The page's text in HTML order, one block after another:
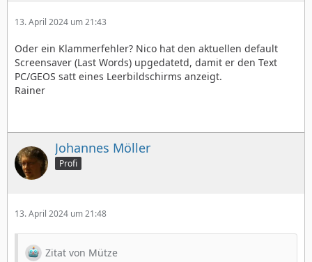
13. April 2024 um 21:43
Oder ein Klammerfehler? Nico hat den aktuellen default
Screensaver (Last Words) upgedatetd, damit er den Text
PC/GEOS satt eines Leerbildschirms anzeigt.
Rainer
Johannes Möller
Profi
13. April 2024 um 21:48
Zitat von Mütze